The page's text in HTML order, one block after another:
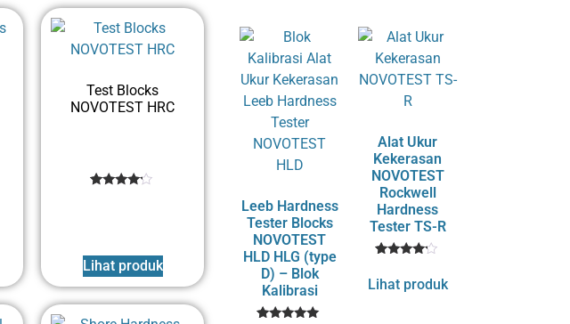
Test Blocks
NOVOTEST HRC
customer
rating
Lihat produk
rating
Leeb Hardness
Tester Blocks
NOVOTEST
HLD HLG (type
D) – Blok
Kalibrasi
Alat Ukur
Kekerasan
NOVOTEST
Rockwell
Hardness
Tester TS-R
4
out of 5
Lihat produk